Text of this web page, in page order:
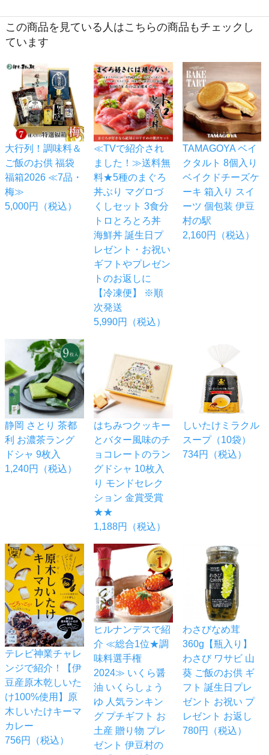
この商品を見ている人はこちらの商品もチェックし
ています
大行列！調味料＆
ご飯のお供 福袋
福箱2026 ≪7品・
梅≫
5,000円（税込）
≪TVで紹介され
ました！≫送料無
料★5種のまぐろ
丼ぶり マグロづ
くしセット 3食分
トロとろとろ丼
海鮮丼 誕生日プ
レゼント・お祝い
ギフトやプレゼン
トのお返しに
【冷凍便】 ※順
次発送
5,990円（税込）
TAMAGOYA ベイ
クタルト 8個入り
ベイクドチーズケ
ーキ 箱入り スイ
ーツ 個包装 伊豆
村の駅
2,160円（税込）
静岡 さとり 茶都
利 お濃茶ラング
ドシャ 9枚入
1,240円（税込）
はちみつクッキー
とバター風味のチ
ョコレートのラン
グドシャ 10枚入
り モンドセレク
ション 金賞受賞
★★
1,188円（税込）
しいたけミラクル
スープ（10袋）
734円（税込）
テレビ神業チャレ
ンジで紹介！【伊
豆産原木乾しいた
け100%使用】原
木しいたけキーマ
カレー
756円（税込）
ヒルナンデスで紹
介 ≪総合1位★調
味料選手権
2024≫ いくら醤
油 いくらしょう
ゆ 人気ランキン
グ プチギフト お
土産 贈り物 プレ
ゼント 伊豆村の
わさびなめ茸
360g【瓶入り】
わさび ワサビ 山
葵 ご飯のお供 ギ
フト 誕生日プレ
ゼント お祝い プ
レゼント お返し
780円（税込）